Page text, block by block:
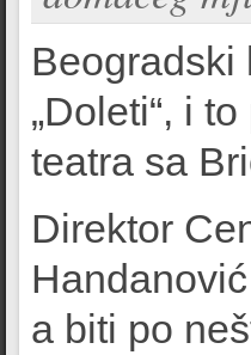
Beogradski
„Doleti“, i
teatra sa
Direktor
a biti po